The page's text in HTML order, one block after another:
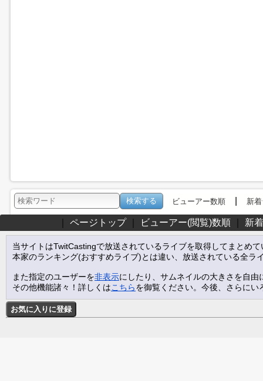
ビューアー数順| 新
ページトップ｜ ビューアー(閲覧)数順｜ 新
当サイトはTwitCastingで放送されているライブを取得してまとめ
本家のランキング(おすすめライブ)とは違い、放送されている全ラ
また指定のユーザーを非表示にしたり、サムネイルの大きさを自
その他機能諸々！詳しくはこちらを御覧ください。今後、さらに